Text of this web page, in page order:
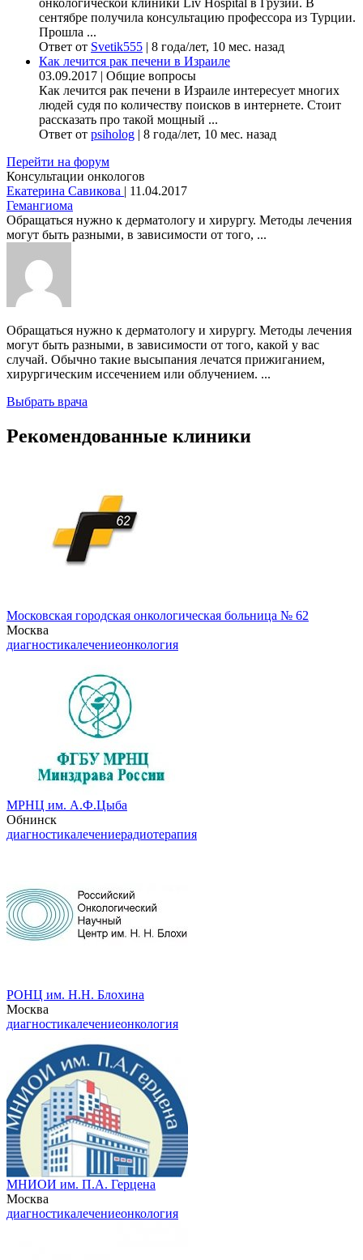
сентябре получила консультацию профессора из Турции.
Прошла ...
Ответ от Svetik555 | 8 года/лет, 10 мес. назад
Как лечится рак печени в Израиле
03.09.2017 | Общие вопросы
Как лечится рак печени в Израиле интересует многих
людей судя по количеству поисков в интернете. Стоит
рассказать про такой мощный ...
Ответ от psiholog | 8 года/лет, 10 мес. назад
Перейти на форум
Консультации онкологов
Екатерина Савикова | 11.04.2017
Гемангиома
Обращаться нужно к дерматологу и хирургу. Методы лечения
могут быть разными, в зависимости от того, ...
Обращаться нужно к дерматологу и хирургу. Методы лечения
могут быть разными, в зависимости от того, какой у вас
случай. Обычно такие высыпания лечатся прижиганием,
хирургическим иссечением или облучением. ...
Выбрать врача
Рекомендованные клиники
Московская городская онкологическая больница № 62
Москва
диагностикалечениеонкология
МРНЦ им. А.Ф.Цыба
Обнинск
диагностикалечениерадиотерапия
РОНЦ им. Н.Н. Блохина
Москва
диагностикалечениеонкология
МНИОИ им. П.А. Герцена
Москва
диагностикалечениеонкология